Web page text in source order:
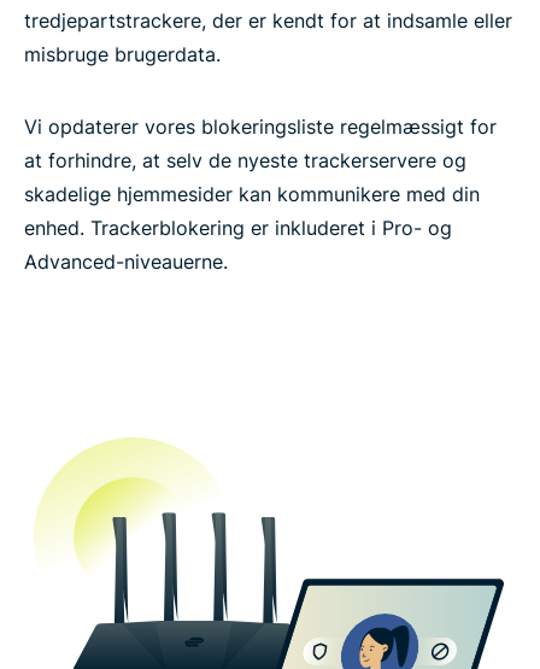
tredjepartstrackere, der er kendt for at indsamle eller
misbruge brugerdata.
Vi opdaterer vores blokeringsliste regelmæssigt for
at forhindre, at selv de nyeste trackerservere og
skadelige hjemmesider kan kommunikere med din
enhed. Trackerblokering er inkluderet i Pro- og
Advanced-niveauerne.